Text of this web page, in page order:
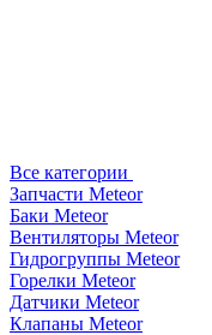
Все категории
Запчасти Meteor
Баки Meteor
Вентиляторы Meteor
Гидрогруппы Meteor
Горелки Meteor
Датчики Meteor
Клапаны Meteor